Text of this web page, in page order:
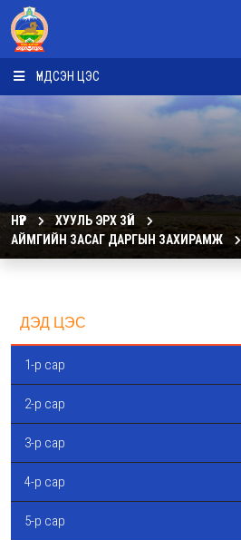
ҮНДСЭН ЦЭС
НҮҮР
ХУУЛЬ ЭРХ ЗҮЙ
АЙМГИЙН ЗАСАГ ДАРГЫН ЗАХИРАМЖ
ДЭД ЦЭС
1-р сар
2-р сар
3-р сар
4-р сар
5-р сар